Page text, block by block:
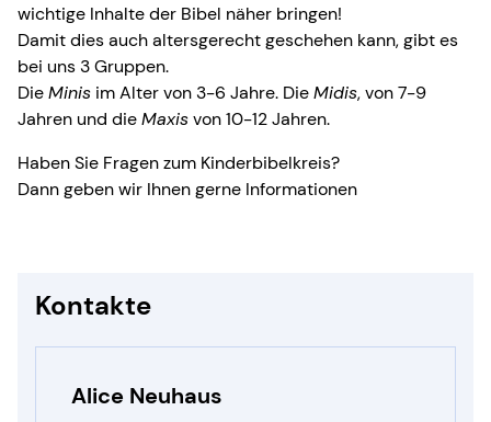
wichtige Inhalte der Bibel näher bringen!
Damit dies auch altersgerecht geschehen kann, gibt es
bei uns 3 Gruppen.
DieMinis im Alter von 3-6 Jahre. DieMidis, von 7-9
Jahren und dieMaxisvon 10-12 Jahren.
Haben Sie Fragen zum Kinderbibelkreis?
Dann geben wir Ihnen gerne Informationen
Kontakte
Alice Neuhaus